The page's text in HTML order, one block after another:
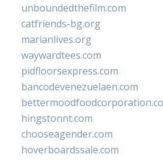
unboundedthefilm.com
catfriends-bg.org
marianlives.org
waywardtees.com
pidfloorsexpress.com
bancodevenezuelaen.com
hingstonnt.com
chooseagender.com
hoverboardssale.com